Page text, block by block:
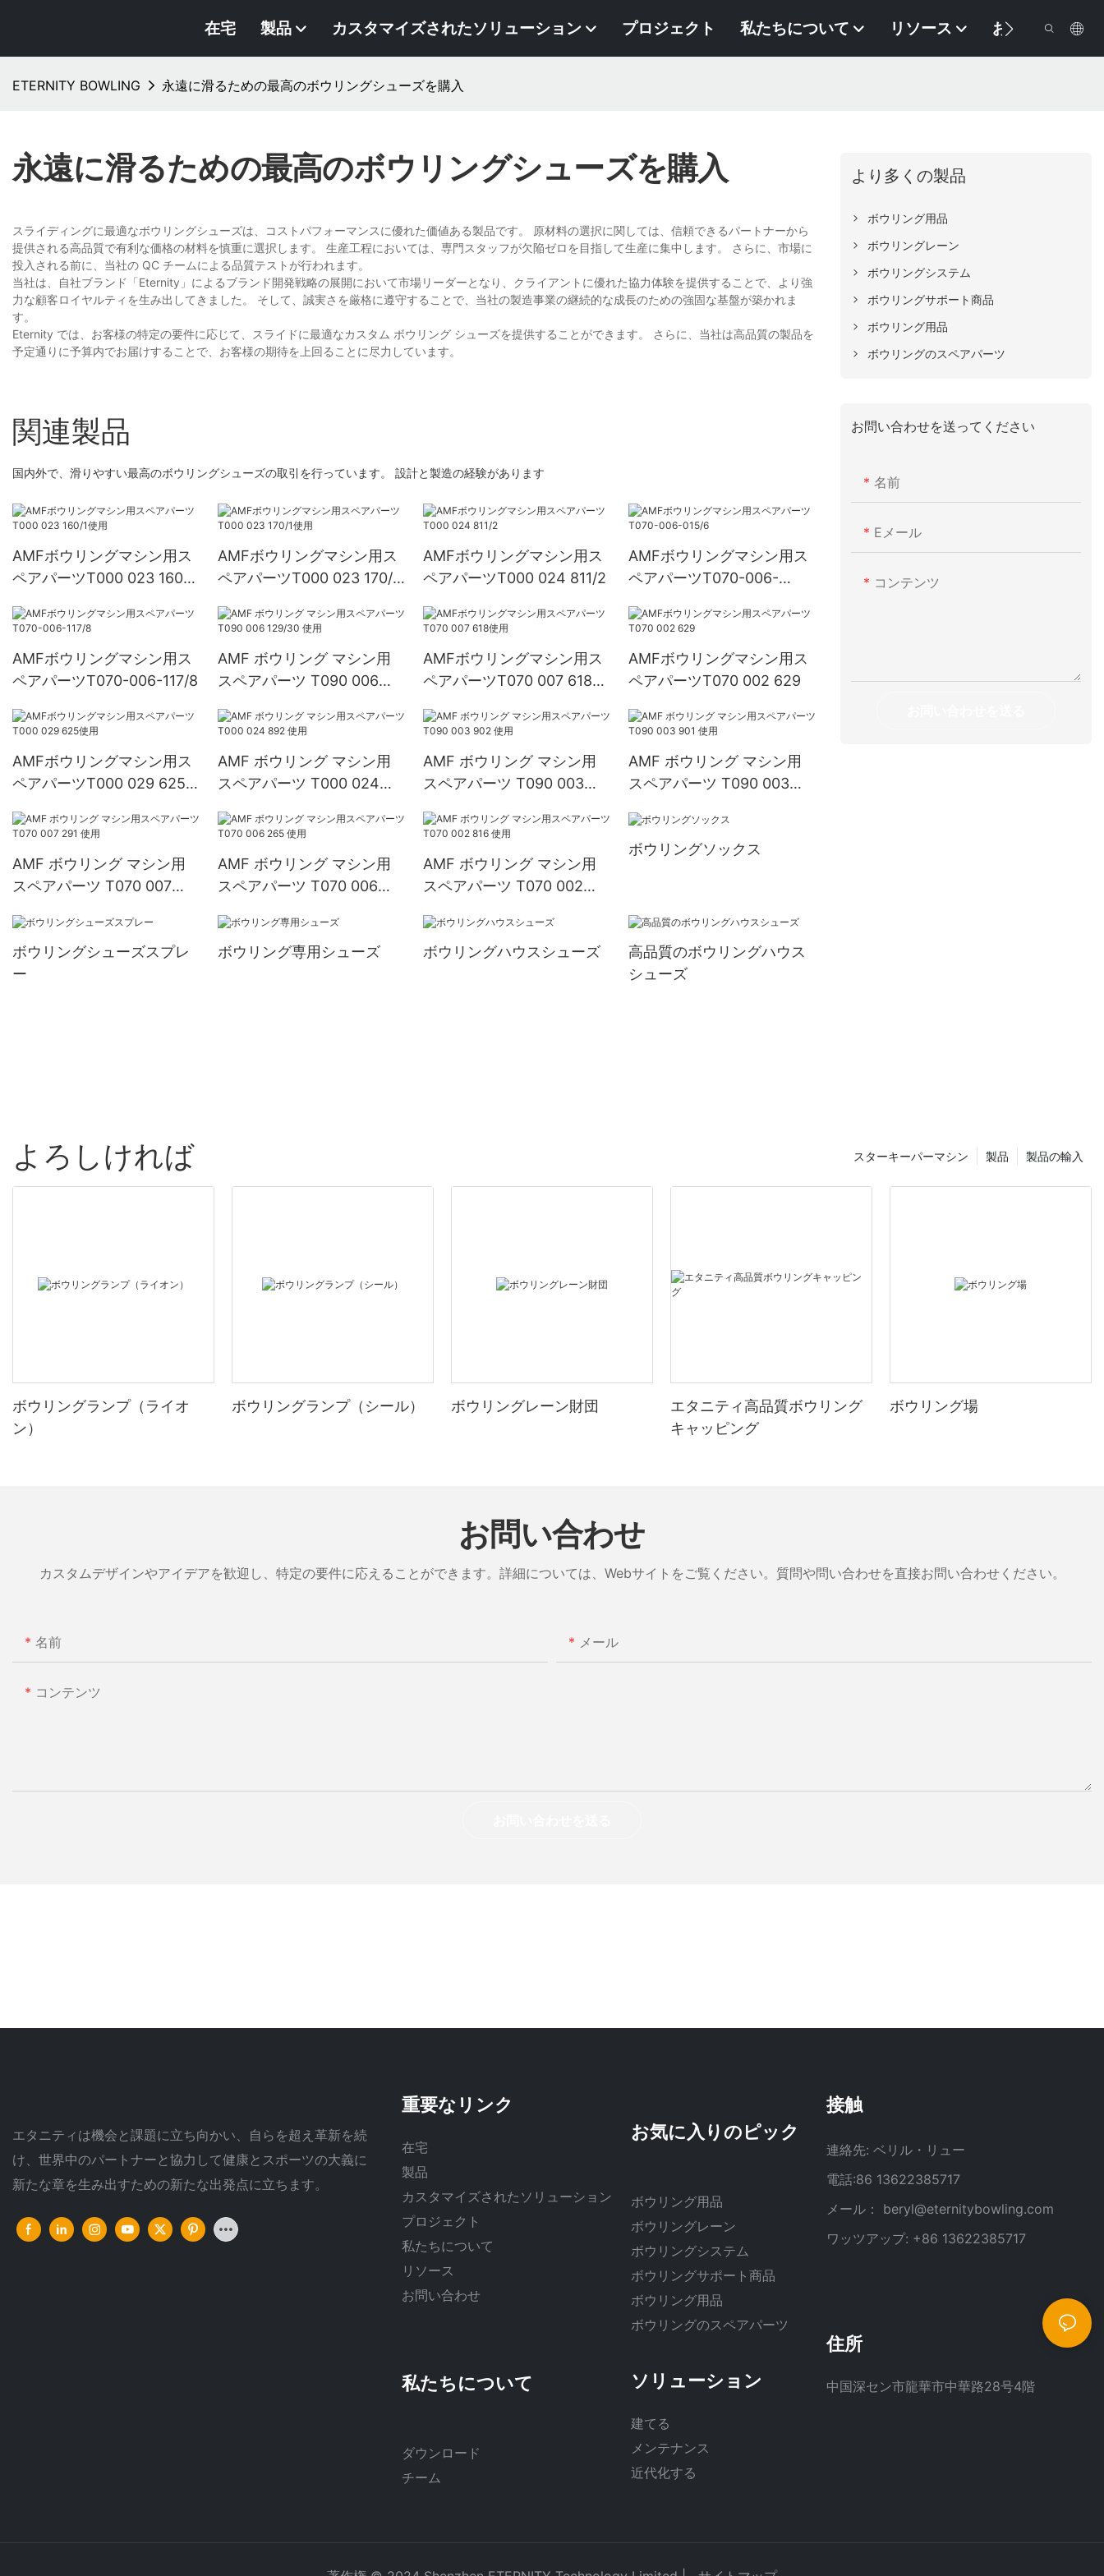
在宅 製品 カスタマイズされたソリューション プロジェクト 私たちについて リソース お問い合わせ
ETERNITY BOWLING 永遠に滑るための最高のボウリングシューズを購入
永遠に滑るための最高のボウリングシューズを購入
スライディングに最適なボウリングシューズは、コストパフォーマンスに優れた価値ある製品です。 原材料の選択に関しては、信頼できるパートナーから
提供される高品質で有利な価格の材料を慎重に選択します。 生産工程においては、専門スタッフが欠陥ゼロを目指して生産に集中します。 さらに、市場に
投入される前に、当社の QC チームによる品質テストが行​​われます。
当社は、自社ブランド「Eternity」によるブランド開発戦略の展開において市場リーダーとなり、クライアントに優れた協力体験を提供することで、より強
力な顧客ロイヤルティを生み出してきました。 そして、誠実さを厳格に遵守することで、当社の製造事業の継続的な成長のための強固な基盤が築かれま
す。
Eternity では、お客様の特定の要件に応じて、スライドに最適なカスタム ボウリング シューズを提供することができます。 さらに、当社は高品質の製品を
予定通りに予算内でお届けすることで、お客様の期待を上回ることに尽力しています。
関連製品
国内外で、滑りやすい最高のボウリングシューズの取引を行っています。 設計と製造の経験があります
AMFボウリングマシン用ス
ペアパーツT000 023 160/1
AMFボウリングマシン用ス
ペアパーツT000 023 170/1
AMFボウリングマシン用ス
ペアパーツT000 024 811/2
AMFボウリングマシン用ス
ペアパーツT070-006-
AMFボウリングマシン用ス
ペアパーツT070-006-117/8
AMF ボウリング マシン用
スペアパーツ T090 006
AMFボウリングマシン用ス
ペアパーツT070 007 618使
AMFボウリングマシン用ス
ペアパーツT070 002 629
AMFボウリングマシン用ス
ペアパーツT000 029 625
AMF ボウリング マシン用
スペアパーツ T000 024
AMF ボウリング マシン用
スペアパーツ T090 003
AMF ボウリング マシン用
スペアパーツ T090 003
AMF ボウリング マシン用
スペアパーツ T070 007
AMF ボウリング マシン用
スペアパーツ T070 006
AMF ボウリング マシン用
スペアパーツ T070 002
ボウリングソックス
ボウリングシューズスプレ
ー
ボウリング専用シューズ ボウリングハウスシューズ
高品質のボウリングハウス
シューズ
より多くの製品
ボウリング用品
ボウリングレーン
ボウリングシステム
ボウリングサポート商品
ボウリング用品
ボウリングのスペアパーツ
お問い合わせを送ってください
名前
Eメール
コンテンツ
よろしければ 製品の輸入
製品
スターキーパーマシン
ボウリングランプ（ライオ
ン）
ボウリングランプ（シール） ボウリングレーン財団
エタニティ高品質ボウリング
キャッピング
ボウリング場
お問い合わせ
カスタムデザインやアイデアを歓迎し、特定の要件に応えることができます。詳細については、Webサイトをご覧ください。質問や問い合わせを直接お問い合わせください。
名前 メール
コンテンツ
エタニティは機会と課題に立ち向かい、自らを超え革新を続
け、世界中のパートナーと協力して健康とスポーツの大義に
新たな章を生み出すための新たな出発点に立ちます。
重要なリンク
在宅
製品
カスタマイズされたソリューション
プロジェクト
私たちについて
リソース
お問い合わせ
ダウンロード
チーム
ボウリング用品
ボウリングレーン
ボウリングシステム
ボウリングサポート商品
ボウリング用品
ボウリングのスペアパーツ
ソリューション
建てる
メンテナンス
近代化する
接触
連絡先: ベリル・リュー
電話:86 13622385717
メール： beryl@eternitybowling.com
ワッツアップ: +86 13622385717
住所
中国深セン市龍華市中華路28号4階